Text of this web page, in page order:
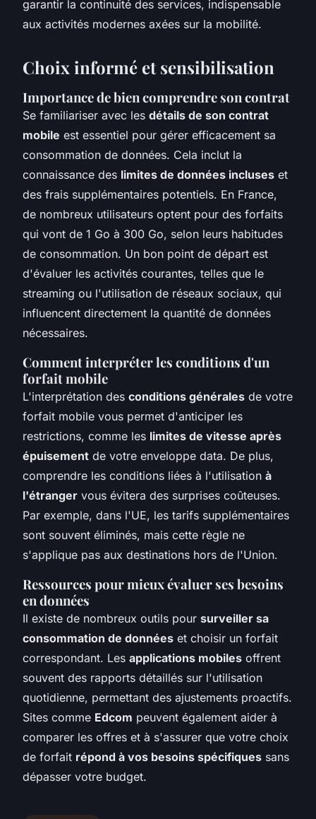
garantir la continuité des services, indispensable
aux activités modernes axées sur la mobilité.
Choix informé et sensibilisation
Importance de bien comprendre son contrat
Se familiariser avec les détails de son contrat
mobile est essentiel pour gérer efficacement sa
consommation de données. Cela inclut la
connaissance des limites de données incluses et
des frais supplémentaires potentiels. En France,
de nombreux utilisateurs optent pour des forfaits
qui vont de 1 Go à 300 Go, selon leurs habitudes
de consommation. Un bon point de départ est
d'évaluer les activités courantes, telles que le
streaming ou l'utilisation de réseaux sociaux, qui
influencent directement la quantité de données
nécessaires.
Comment interpréter les conditions d'un
forfait mobile
L'interprétation des conditions générales de votre
forfait mobile vous permet d'anticiper les
restrictions, comme les limites de vitesse après
épuisement de votre enveloppe data. De plus,
comprendre les conditions liées à l'utilisation à
l'étranger vous évitera des surprises coûteuses.
Par exemple, dans l'UE, les tarifs supplémentaires
sont souvent éliminés, mais cette règle ne
s'applique pas aux destinations hors de l'Union.
Ressources pour mieux évaluer ses besoins
en données
Il existe de nombreux outils pour surveiller sa
consommation de données et choisir un forfait
correspondant. Les applications mobiles offrent
souvent des rapports détaillés sur l'utilisation
quotidienne, permettant des ajustements proactifs.
Sites comme Edcom peuvent également aider à
comparer les offres et à s'assurer que votre choix
de forfait répond à vos besoins spécifiques sans
dépasser votre budget.